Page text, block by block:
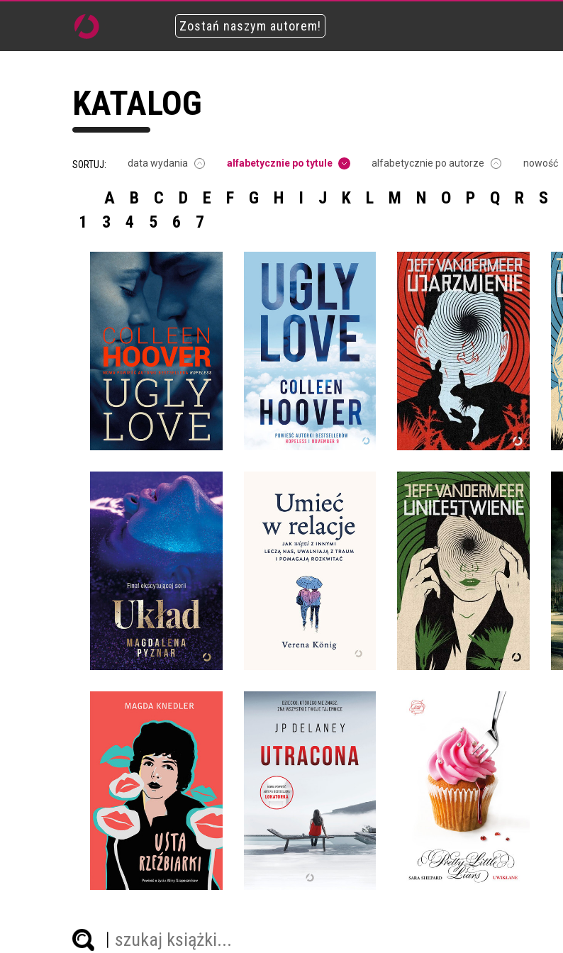
Zostań naszym autorem!
KATALOG
SORTUJ: data wydania alfabetycznie po tytule alfabetycznie po autorze nowość
A B C D E F G H I J K L M N O P Q R S
1
3 4 5 6 7
UGLY LOVE
COLLEEN HOOVER
OPRAWA MIĘKKA
36,90 ZŁ
UGLY LOVE
COLLEEN HOOVER
39,90 ZŁ
UJARZMIENIE
JEFF VANDERMEER
OPRAWA MIĘKKA
36,90 ZŁ
UKŁAD
MAGDALENA PYZNAR
OPRAWA MIĘKKA
49,99 ZŁ
UMIEĆ W RELACJE. JAK
WIĘZI Z INNYMI LECZĄ
NAS, UWALNIAJĄ Z
TRAUM I POMAGAJĄ
ROZKWITAĆ
VERENA KÖNIG
OPRAWA MIĘKKA
54,99 ZŁ
UNICESTWIENIE
JEFF VANDERMEER
OPRAWA MIĘKKA
36,90 ZŁ
USTA RZEŹBIARKI
MAGDA KNEDLER
OPRAWA TWARDA
49,99 ZŁ
UTRACONA
JP DELANEY
OPRAWA MIĘKKA
49,99 ZŁ
UWIKŁANE
SARA SHEPARD
OPRAWA MIĘKKA
32,90 ZŁ